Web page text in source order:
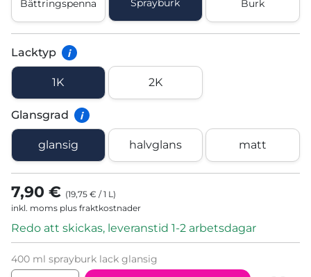
Bättringspenna Sprayburk Burk
Lacktyp i
1K 2K
Glansgrad i
glansig halvglans matt
7,90 € (19,75 € /1 L )
inkl. moms plus fraktkostnader
Redo att skickas, leveranstid 1-2 arbetsdagar
400 ml sprayburk lack glansig